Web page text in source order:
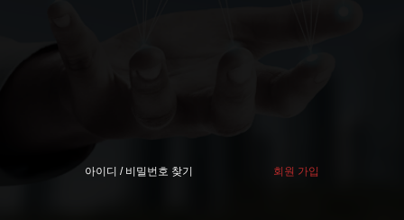
아이디 / 비밀번호 찾기 회원 가입